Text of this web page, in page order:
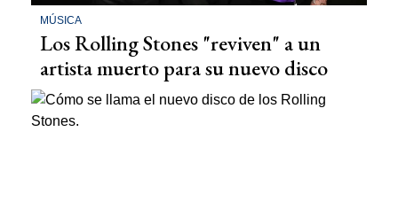
MÚSICA
Los Rolling Stones "reviven" a un
artista muerto para su nuevo disco